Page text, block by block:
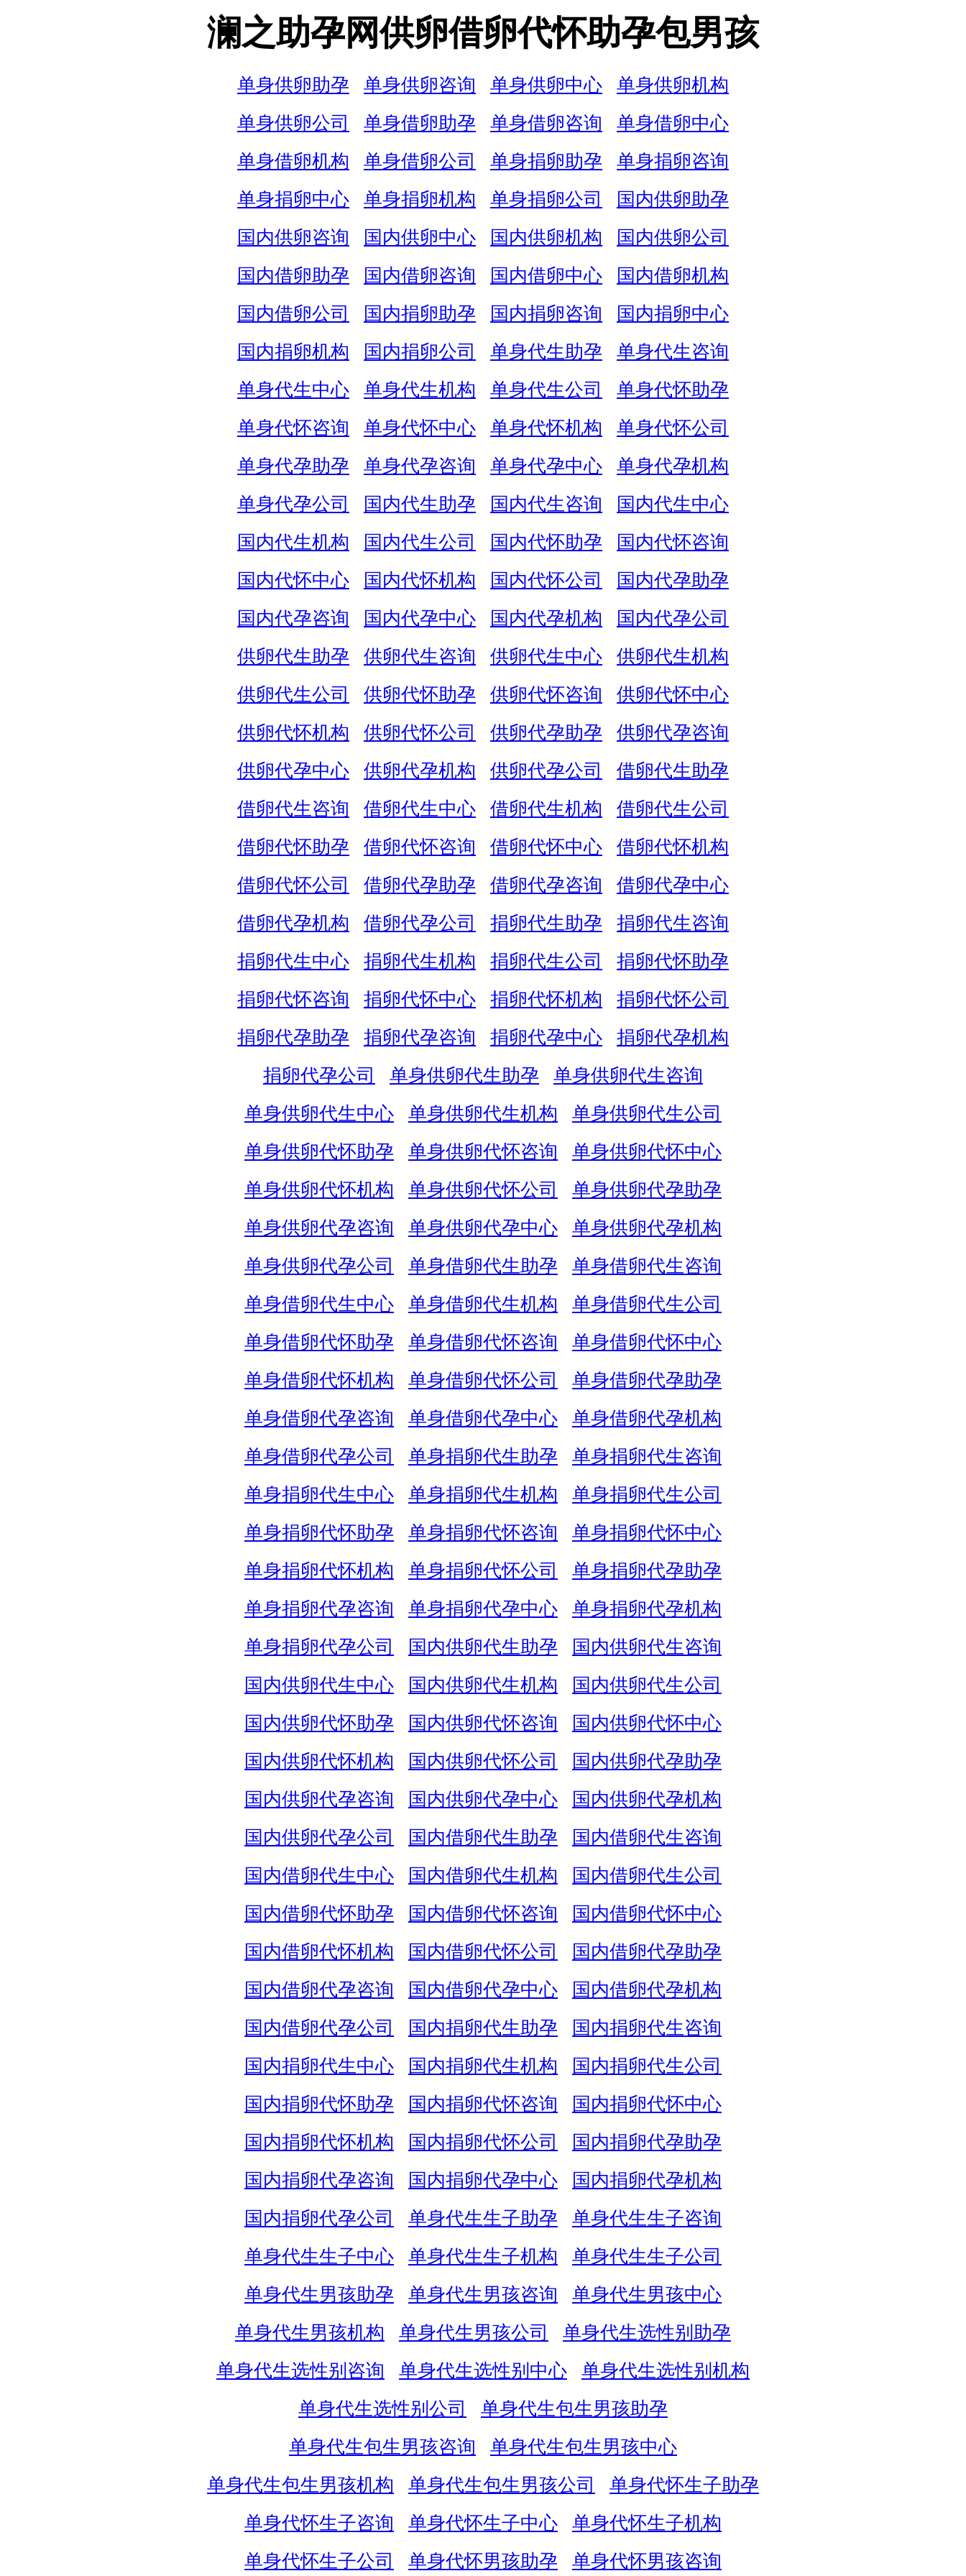
澜之助孕网供卵借卵代怀助孕包男孩
单身供卵助孕 单身供卵咨询 单身供卵中心
单身供卵机构
单身供卵公司
单身借卵助孕 单身借卵咨询
单身借卵中心
单身借卵机构
单身借卵公司 单身捐卵助孕
单身捐卵咨询
单身捐卵中心
单身捐卵机构 单身捐卵公司
国内供卵助孕
国内供卵咨询
国内供卵中心 国内供卵机构
国内供卵公司
国内借卵助孕
国内借卵咨询 国内借卵中心
国内借卵机构
国内借卵公司
国内捐卵助孕 国内捐卵咨询
国内捐卵中心
国内捐卵机构
国内捐卵公司 单身代生助孕
单身代生咨询
单身代生中心
单身代生机构 单身代生公司
单身代怀助孕
单身代怀咨询
单身代怀中心 单身代怀机构
单身代怀公司
单身代孕助孕
单身代孕咨询 单身代孕中心
单身代孕机构
单身代孕公司
国内代生助孕 国内代生咨询
国内代生中心
国内代生机构
国内代生公司 国内代怀助孕
国内代怀咨询
国内代怀中心
国内代怀机构 国内代怀公司
国内代孕助孕
国内代孕咨询
国内代孕中心 国内代孕机构
国内代孕公司
供卵代生助孕
供卵代生咨询 供卵代生中心
供卵代生机构
供卵代生公司
供卵代怀助孕 供卵代怀咨询
供卵代怀中心
供卵代怀机构
供卵代怀公司 供卵代孕助孕
供卵代孕咨询
供卵代孕中心
供卵代孕机构 供卵代孕公司
借卵代生助孕
借卵代生咨询
借卵代生中心 借卵代生机构
借卵代生公司
借卵代怀助孕
借卵代怀咨询 借卵代怀中心
借卵代怀机构
借卵代怀公司
借卵代孕助孕 借卵代孕咨询
借卵代孕中心
借卵代孕机构
借卵代孕公司 捐卵代生助孕
捐卵代生咨询
捐卵代生中心
捐卵代生机构 捐卵代生公司
捐卵代怀助孕
捐卵代怀咨询
捐卵代怀中心 捐卵代怀机构
捐卵代怀公司
捐卵代孕助孕
捐卵代孕咨询 捐卵代孕中心
捐卵代孕机构
捐卵代孕公司
单身供卵代生助孕
单身供卵代生咨询
单身供卵代生中心
单身供卵代生机构
单身供卵代生公司
单身供卵代怀助孕
单身供卵代怀咨询
单身供卵代怀中心
单身供卵代怀机构
单身供卵代怀公司
单身供卵代孕助孕
单身供卵代孕咨询
单身供卵代孕中心
单身供卵代孕机构
单身供卵代孕公司
单身借卵代生助孕
单身借卵代生咨询
单身借卵代生中心
单身借卵代生机构
单身借卵代生公司
单身借卵代怀助孕
单身借卵代怀咨询
单身借卵代怀中心
单身借卵代怀机构
单身借卵代怀公司
单身借卵代孕助孕
单身借卵代孕咨询
单身借卵代孕中心
单身借卵代孕机构
单身借卵代孕公司
单身捐卵代生助孕
单身捐卵代生咨询
单身捐卵代生中心
单身捐卵代生机构
单身捐卵代生公司
单身捐卵代怀助孕
单身捐卵代怀咨询
单身捐卵代怀中心
单身捐卵代怀机构
单身捐卵代怀公司
单身捐卵代孕助孕
单身捐卵代孕咨询
单身捐卵代孕中心
单身捐卵代孕机构
单身捐卵代孕公司
国内供卵代生助孕
国内供卵代生咨询
国内供卵代生中心
国内供卵代生机构
国内供卵代生公司
国内供卵代怀助孕
国内供卵代怀咨询
国内供卵代怀中心
国内供卵代怀机构
国内供卵代怀公司
国内供卵代孕助孕
国内供卵代孕咨询
国内供卵代孕中心
国内供卵代孕机构
国内供卵代孕公司
国内借卵代生助孕
国内借卵代生咨询
国内借卵代生中心
国内借卵代生机构
国内借卵代生公司
国内借卵代怀助孕
国内借卵代怀咨询
国内借卵代怀中心
国内借卵代怀机构
国内借卵代怀公司
国内借卵代孕助孕
国内借卵代孕咨询
国内借卵代孕中心
国内借卵代孕机构
国内借卵代孕公司
国内捐卵代生助孕
国内捐卵代生咨询
国内捐卵代生中心
国内捐卵代生机构
国内捐卵代生公司
国内捐卵代怀助孕
国内捐卵代怀咨询
国内捐卵代怀中心
国内捐卵代怀机构
国内捐卵代怀公司
国内捐卵代孕助孕
国内捐卵代孕咨询
国内捐卵代孕中心
国内捐卵代孕机构
国内捐卵代孕公司
单身代生生子助孕
单身代生生子咨询
单身代生生子中心
单身代生生子机构
单身代生生子公司
单身代生男孩助孕
单身代生男孩咨询
单身代生男孩中心
单身代生男孩机构
单身代生男孩公司
单身代生选性别助孕
单身代生选性别咨询
单身代生选性别中心
单身代生选性别机构
单身代生选性别公司
单身代生包生男孩助孕
单身代生包生男孩咨询
单身代生包生男孩中心
单身代生包生男孩机构
单身代生包生男孩公司
单身代怀生子助孕
单身代怀生子咨询
单身代怀生子中心
单身代怀生子机构
单身代怀生子公司
单身代怀男孩助孕 单身代怀男孩咨询